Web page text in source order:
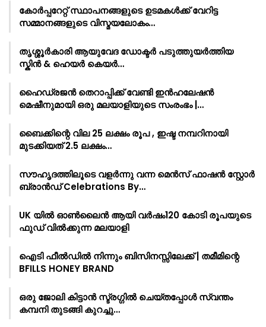
കോർപ്പറേറ്റ് സ്ഥാപനങ്ങളുടെ ഉടമകൾക്ക് വേറിട്ട
സമ്മാനങ്ങളുടെ വിസ്മയലോകം…
തൃശ്ശൂർകാരി ആയുവേദ ഡോക്ടർ പടുത്തുയർത്തിയ
സ്കിൻ & ഹെയർ കെയർ…
ഹൈഡ്രജൻ തെറാപ്പിക്ക് വേണ്ടി ഇൻഹലേഷൻ
മെഷീനുമായി ഒരു മലയാളിയുടെ സംരംഭം |…
ബൈക്കിന്റെ വില 25 ലക്ഷം രൂപ , ഇഷ്ട നമ്പറിനായി
മുടക്കിയത് 2.5 ലക്ഷം…
സൗഹൃദത്തിലൂടെ വളർന്നു വന്ന മെൻസ് ഫാഷൻ സ്റ്റോർ
ബ്രാൻഡ് Celebrations By…
UK യിൽ ഓൺലൈൻ ആയി വർഷം120 കോടി രൂപയുടെ
ഫുഡ് വിൽക്കുന്ന മലയാളി
ഐടി ഫീൽഡിൽ നിന്നും ബിസിനസ്സിലേക്ക് | തമീമിന്റെ
BFILLS HONEY BRAND
ഒരു ജോലി കിട്ടാൻ സ്ട്രഗ്ഗിൽ ചെയ്തപ്പോൾ സ്വന്തം
കമ്പനി തുടങ്ങി കുറച്ചു…